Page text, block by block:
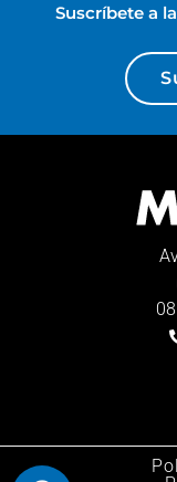
Suscríbete a